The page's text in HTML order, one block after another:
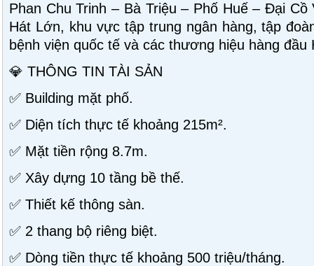
Phan Chu Trinh – Bà Triệu – Phố Huế – Đại
Hát Lớn, khu vực tập trung ngân hàng, tập
bệnh viện quốc tế và các thương hiệu hàng đầu
💎 THÔNG TIN TÀI SẢN
✅ Building mặt phố.
✅ Diện tích thực tế khoảng 215m².
✅ Mặt tiền rộng 8.7m.
✅ Xây dựng 10 tầng bề thế.
✅ Thiết kế thông sàn.
✅ 2 thang bộ riêng biệt.
✅ Dòng tiền thực tế khoảng 500 triệu/tháng.